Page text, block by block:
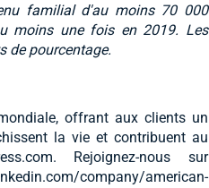
familial d'au moins 70 000
moins une fois en 2019. Les
de pourcentage.
offrant aux clients un
la vie et contribuent au
Rejoignez-nous sur
company/american-